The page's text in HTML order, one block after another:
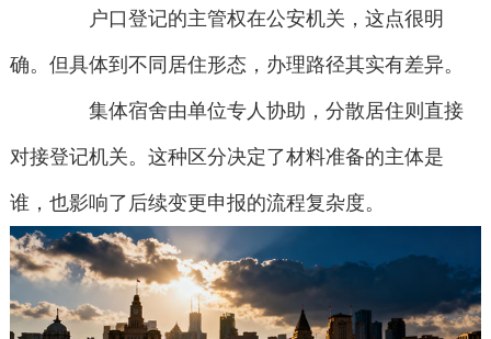
户口登记的主管权在公安机关，这点很明
确。但具体到不同居住形态，办理路径其实有差异。
集体宿舍由单位专人协助，分散居住则直接
对接登记机关。这种区分决定了材料准备的主体是
谁，也影响了后续变更申报的流程复杂度。